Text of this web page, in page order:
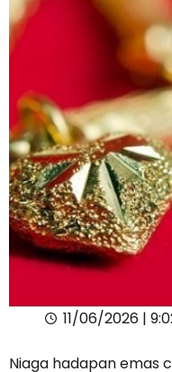
11/06/2026 |
Niaga hadapan emas